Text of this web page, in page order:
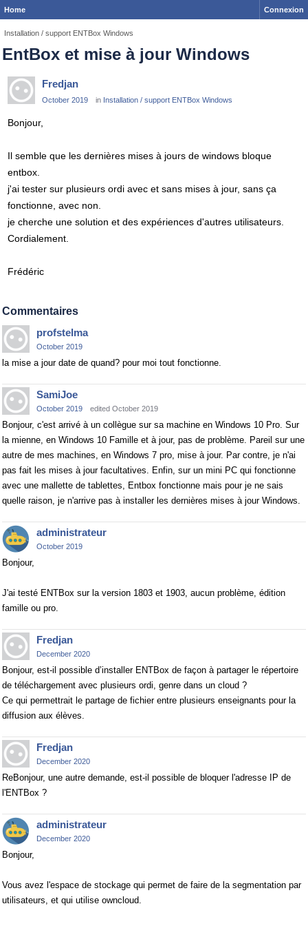
Home Connexion
Installation / support ENTBox Windows
EntBox et mise à jour Windows
Fredjan
October 2019 in Installation / support ENTBox Windows
Bonjour,
Il semble que les dernières mises à jours de windows bloque
entbox.
j'ai tester sur plusieurs ordi avec et sans mises à jour, sans ça
fonctionne, avec non.
je cherche une solution et des expériences d'autres utilisateurs.
Cordialement.
Frédéric
Commentaires
profstelma
October 2019
la mise a jour date de quand? pour moi tout fonctionne.
SamiJoe
October 2019 edited October 2019
Bonjour, c'est arrivé à un collègue sur sa machine en Windows 10 Pro. Sur
la mienne, en Windows 10 Famille et à jour, pas de problème. Pareil sur une
autre de mes machines, en Windows 7 pro, mise à jour. Par contre, je n'ai
pas fait les mises à jour facultatives. Enfin, sur un mini PC qui fonctionne
avec une mallette de tablettes, Entbox fonctionne mais pour je ne sais
quelle raison, je n'arrive pas à installer les dernières mises à jour Windows.
administrateur
October 2019
Bonjour,
J'ai testé ENTBox sur la version 1803 et 1903, aucun problème, édition
famille ou pro.
Fredjan
December 2020
Bonjour, est-il possible d’installer ENTBox de façon à partager le répertoire
de téléchargement avec plusieurs ordi, genre dans un cloud ?
Ce qui permettrait le partage de fichier entre plusieurs enseignants pour la
diffusion aux élèves.
Fredjan
December 2020
ReBonjour, une autre demande, est-il possible de bloquer l'adresse IP de
l'ENTBox ?
administrateur
December 2020
Bonjour,
Vous avez l'espace de stockage qui permet de faire de la segmentation par
utilisateurs, et qui utilise owncloud.